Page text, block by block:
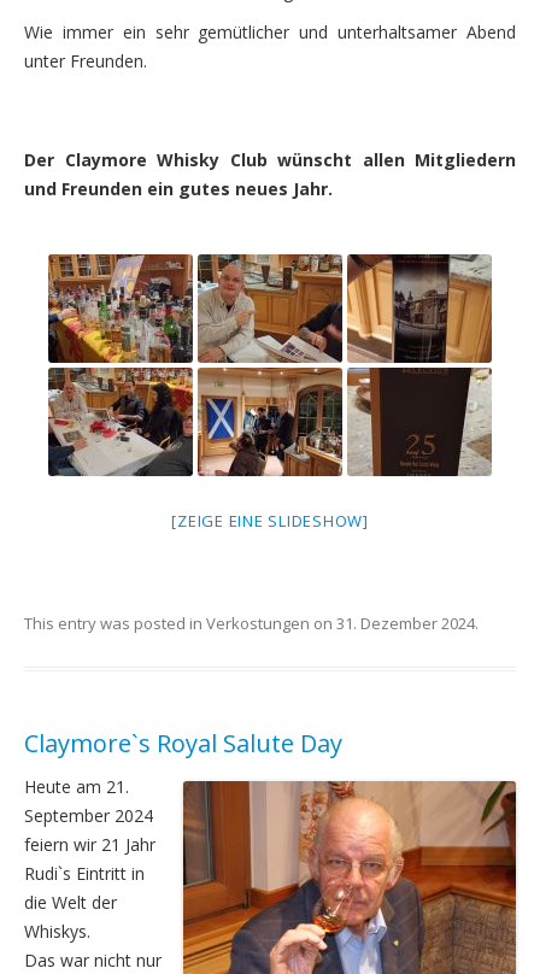
Wie immer ein sehr gemütlicher und unterhaltsamer Abend
unter Freunden.
Der Claymore Whisky Club wünscht allen Mitgliedern
und Freunden ein gutes neues Jahr.
[ZEIGE EINE SLIDESHOW]
This entry was posted in Verkostungen on 31. Dezember 2024.
Claymore`s Royal Salute Day
Heute am 21.
September 2024
feiern wir 21 Jahr
Rudi`s Eintritt in
die Welt der
Whiskys.
Das war nicht nur